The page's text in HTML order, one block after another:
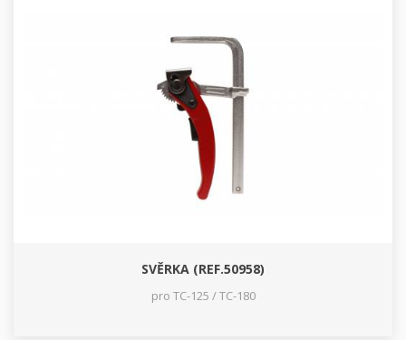
SVĚRKA (REF.50958)
pro TC-125 / TC-180